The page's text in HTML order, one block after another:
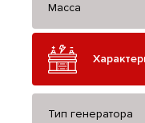
Масса
Тип генератора